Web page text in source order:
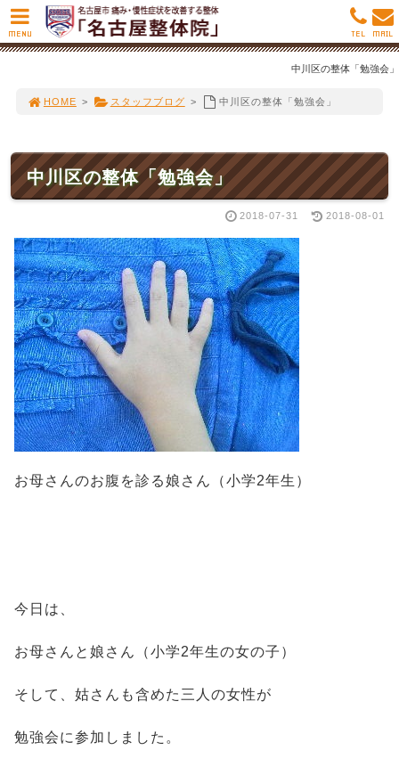
中川区の整体「勉強会」
HOME > スタッフブログ > 中川区の整体「勉強会」
中川区の整体「勉強会」
2018-07-31 2018-08-01
お母さんのお腹を診る娘さん（小学2年生）
今日は、
お母さんと娘さん（小学2年生の女の子）
そして、姑さんも含めた三人の女性が
勉強会に参加しました。
MENU MAIL
TEL